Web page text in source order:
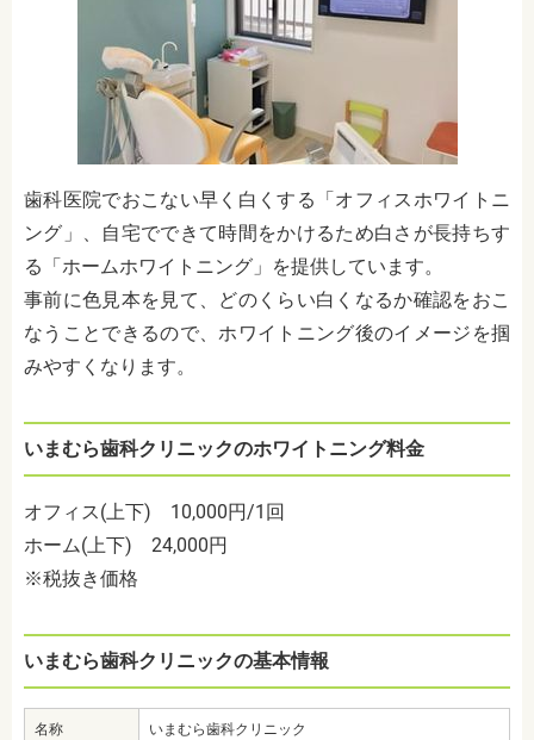
歯科医院でおこない早く白くする「オフィスホワイトニ
ング」、自宅でできて時間をかけるため白さが長持ちす
る「ホームホワイトニング」を提供しています。
事前に色見本を見て、どのくらい白くなるか確認をおこ
なうことできるので、ホワイトニング後のイメージを掴
みやすくなります。
いまむら歯科クリニックのホワイトニング料金
オフィス(上下) 10,000円/1回
ホーム(上下) 24,000円
※税抜き価格
いまむら歯科クリニックの基本情報
名称 いまむら歯科クリニック